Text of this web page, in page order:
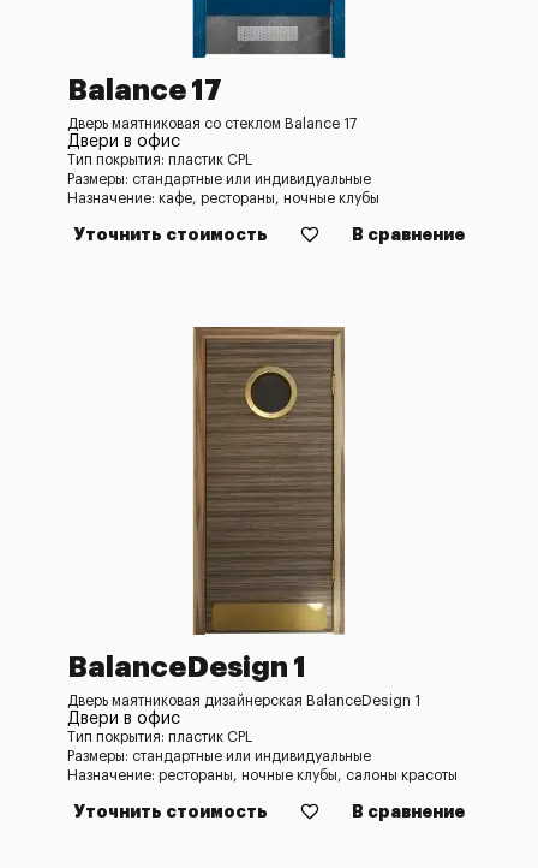
Balance 17
Дверь маятниковая со стеклом Balance 17
Двери в офис
Тип покрытия: пластик CPL
Размеры: стандартные или индивидуальные
Назначение: кафе, рестораны, ночные клубы
Уточнить стоимость В сравнение
BalanceDesign 1
Дверь маятниковая дизайнерская BalanceDesign 1
Двери в офис
Тип покрытия: пластик CPL
Размеры: стандартные или индивидуальные
Назначение: рестораны, ночные клубы, салоны красоты
Уточнить стоимость В сравнение